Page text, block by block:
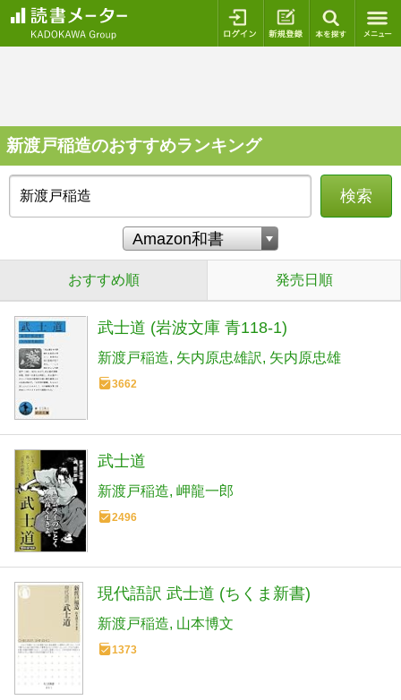
ログイン 新規登録
新渡戸稲造のおすすめランキング
検索
おすすめ順 発売日順
武士道 (岩波文庫 青118-1)
新渡戸稲造 矢内原忠雄訳 矢内原忠雄
3662
武士道
新渡戸稲造 岬龍一郎
2496
現代語訳 武士道 (ちくま新書)
新渡戸稲造 山本博文
1373